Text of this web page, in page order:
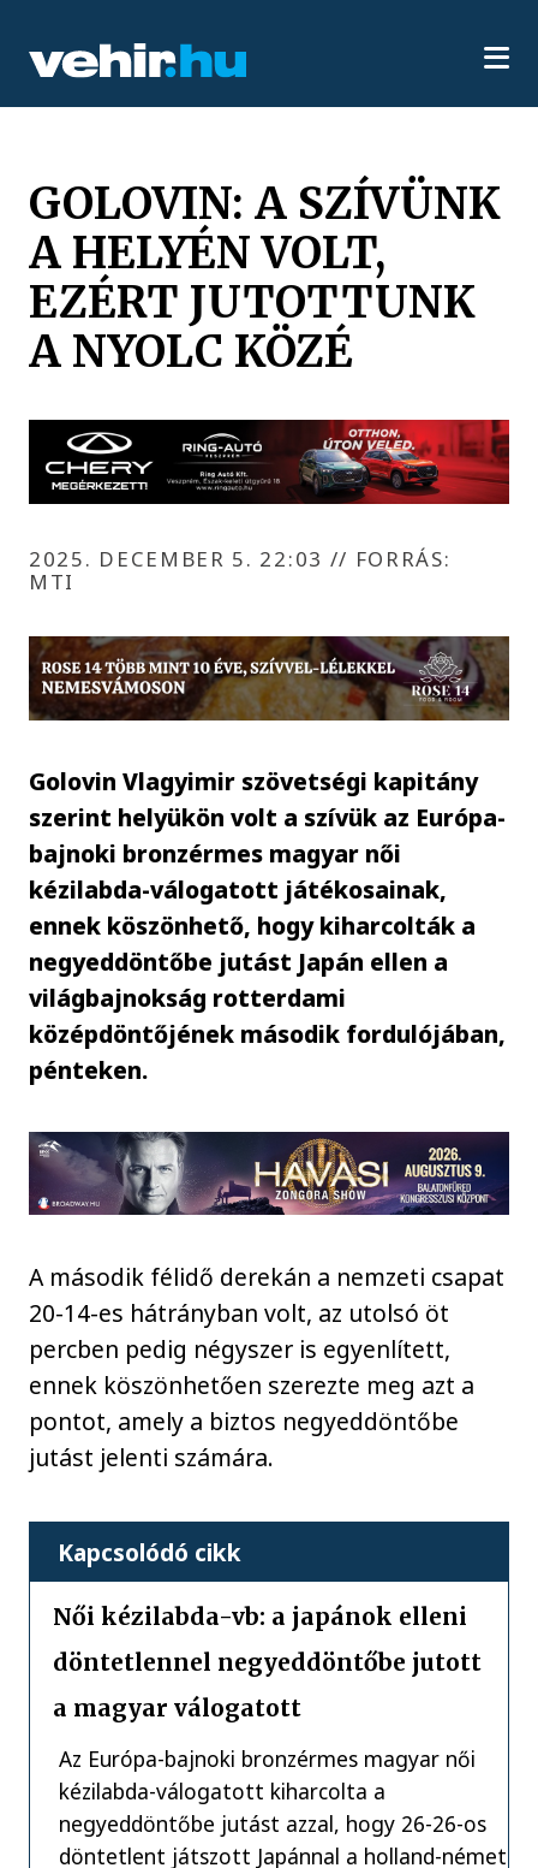
GOLOVIN: A SZÍVÜNK
A HELYÉN VOLT,
EZÉRT JUTOTTUNK
A NYOLC KÖZÉ
2025. DECEMBER 5. 22:03 // FORRÁS:
MTI
Golovin Vlagyimir szövetségi kapitány
szerint helyükön volt a szívük az Európa-
bajnoki bronzérmes magyar női
kézilabda-válogatott játékosainak,
ennek köszönhető, hogy kiharcolták a
negyeddöntőbe jutást Japán ellen a
világbajnokság rotterdami
középdöntőjének második fordulójában,
pénteken.
A második félidő derekán a nemzeti csapat
20-14-es hátrányban volt, az utolsó öt
percben pedig négyszer is egyenlített,
ennek köszönhetően szerezte meg azt a
pontot, amely a biztos negyeddöntőbe
jutást jelenti számára.
Kapcsolódó cikk
Női kézilabda-vb: a japánok elleni
döntetlennel negyeddöntőbe jutott
a magyar válogatott
Az Európa-bajnoki bronzérmes magyar női
kézilabda-válogatott kiharcolta a
negyeddöntőbe jutást azzal, hogy 26-26-os
döntetlent játszott Japánnal a holland-német